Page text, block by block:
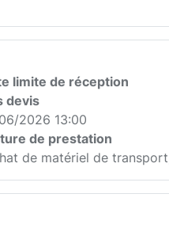
limite de réception
devis
2026 13:00
de prestation
de matériel de